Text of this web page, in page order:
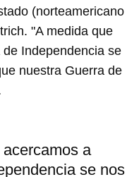
primero has de
14ymedio.
(norteamericano
"A medida que
Independencia se
nuestra Guerra de
a
se nos